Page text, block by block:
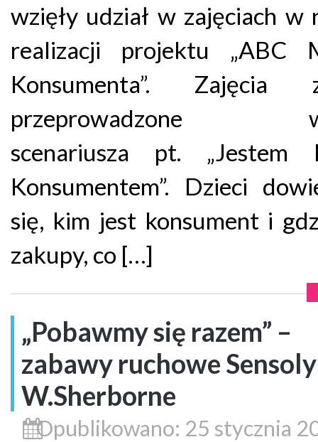
wzięły udział w zajęciach w
realizacji projektu „ABC
Konsumenta”. Zajęcia
przeprowadzone
scenariusza pt. „Jestem
Konsumentem”. Dzieci
się, kim jest konsument i
zakupy, co […]
„Pobawmy się razem” –
zabawy ruchowe
W.Sherborne
Opublikowano: 25 stycznia